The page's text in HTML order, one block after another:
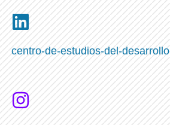
centro-de-estudios-del-desarrollo